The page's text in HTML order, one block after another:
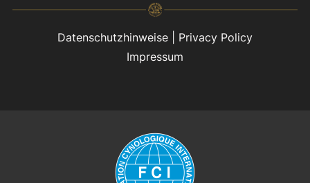
Datenschutzhinweise
Privacy Policy
Impressum